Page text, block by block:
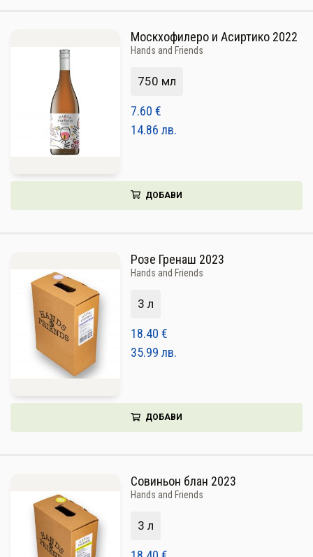
Москхофилеро и Асиртико 2022
Hands and Friends
750 мл
7.60 €
14.86 лв.
ДОБАВИ
Розе Гренаш 2023
Hands and Friends
3 л
18.40 €
35.99 лв.
ДОБАВИ
Совиньон блан 2023
Hands and Friends
3 л